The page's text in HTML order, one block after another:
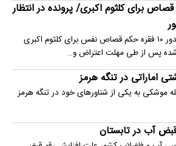
حکم قصاص برای کلثوم اکبری/ پرونده در انتظار
سخنگوی قوه قضاییه از صدور ۱۰ فقره حکم قصاص نفس برای کلثوم اکبری
پس از طی مهلت اعتراض و…
اماراتی در تنگه هرمز
موشکی به یکی از شناورهای خود در تنگه هرمز
آب در تابستان